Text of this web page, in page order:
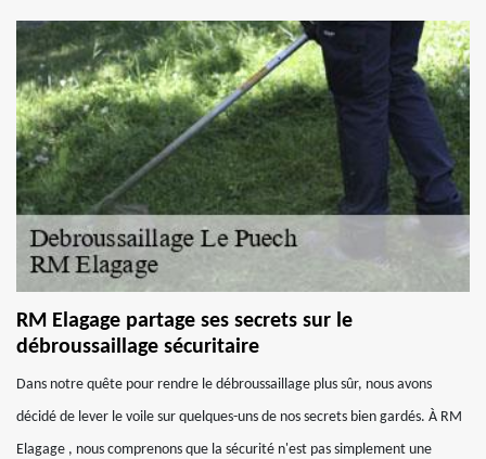
RM Elagage partage ses secrets sur le
débroussaillage sécuritaire
Dans notre quête pour rendre le débroussaillage plus sûr, nous avons
décidé de lever le voile sur quelques-uns de nos secrets bien gardés. À RM
Elagage , nous comprenons que la sécurité n'est pas simplement une